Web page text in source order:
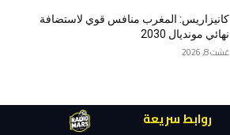
كانيزاريس: المغرب منافس قوي لاستضافة
نهائي مونديال 2030
غشت 8, 2026
روابط سريعة